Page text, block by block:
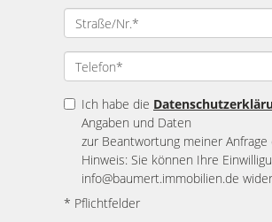
Ich habe die
Angaben und Daten
zur Beantwortung meiner
Hinweis: Sie können Ihre
info@baumert.immobilien.de
* Pflichtfelder